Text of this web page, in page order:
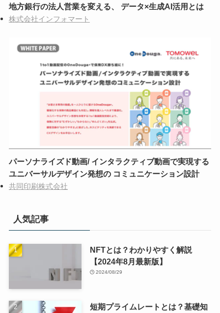
地方銀行の法人営業を変える、 データ×生成AI活用とは
株式会社インフォマート
パーソナライズド動画/ インタラクティブ動画で実現する
ユニバーサルデザイン発想の コミュニケーション設計
共同印刷株式会社
人気記事
NFTとは？わかりやすく解説
【2024年8月最新版】
2024/08/29
短期プライムレートとは？基礎知